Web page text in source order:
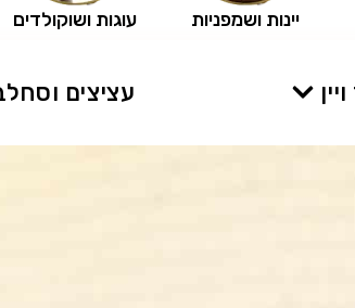
עוגות ושוקולדים יינות ושמפניות
עציצים